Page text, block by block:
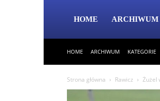
HOME ARCHIWUM
HOME ARCHIWUM KATEGORIE
Strona główna Rawicz Żużel